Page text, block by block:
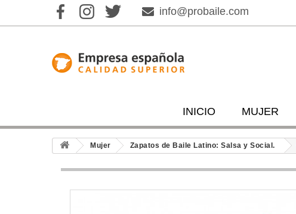
info@probaile.com
INICIO MUJER
Mujer Zapatos de Baile Latino: Salsa y Social.